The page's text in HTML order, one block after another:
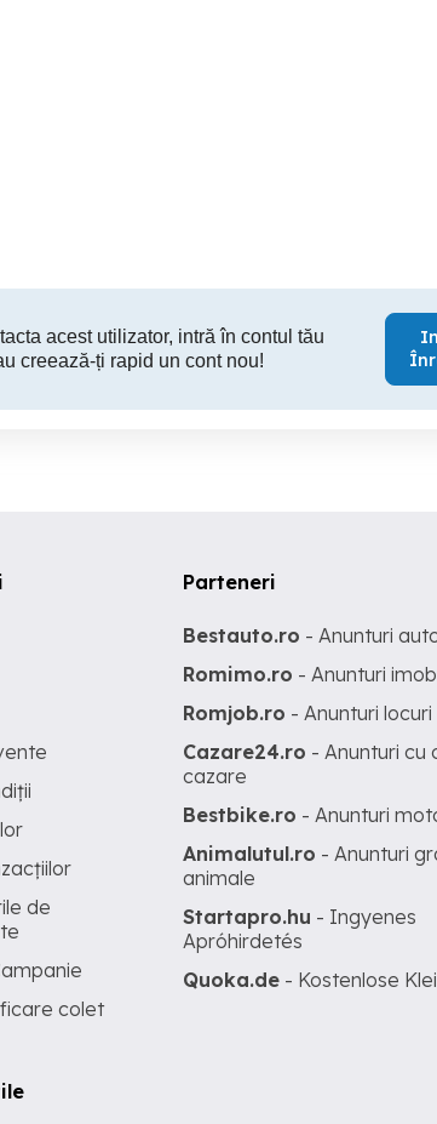
acest utilizator, intră în contul tău
creează-ți rapid un cont nou!
de
colet
Parteneri
Bestauto.ro - Anunturi
Romimo.ro - Anunturi
Romjob.ro - Anunturi
Cazare24.ro - Anunturi cu
cazare
Bestbike.ro - Anunturi
Animalutul.ro - Anunturi
animale
Startapro.hu - Ingyenes
Apróhirdetés
Quoka.de - Kostenlose